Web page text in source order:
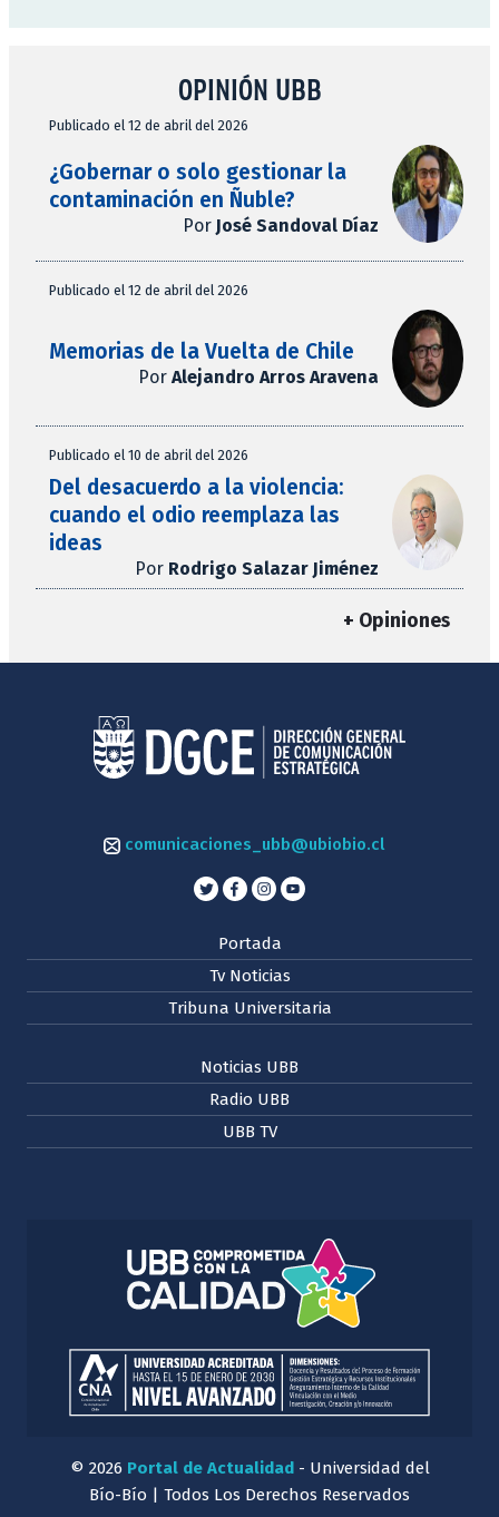
OPINIÓN UBB
Publicado el 12 de abril del 2026
¿Gobernar o solo gestionar la
contaminación en Ñuble?
Por José Sandoval Díaz
Publicado el 12 de abril del 2026
Memorias de la Vuelta de Chile
Por Alejandro Arros Aravena
Publicado el 10 de abril del 2026
Del desacuerdo a la violencia:
cuando el odio reemplaza las
ideas
Por Rodrigo Salazar Jiménez
+ Opiniones
comunicaciones_ubb@ubiobio.cl
Portada
Tv Noticias
Tribuna Universitaria
Noticias UBB
Radio UBB
UBB TV
© 2026 Portal de Actualidad- Universidad del
Bío-Bío | Todos Los Derechos Reservados